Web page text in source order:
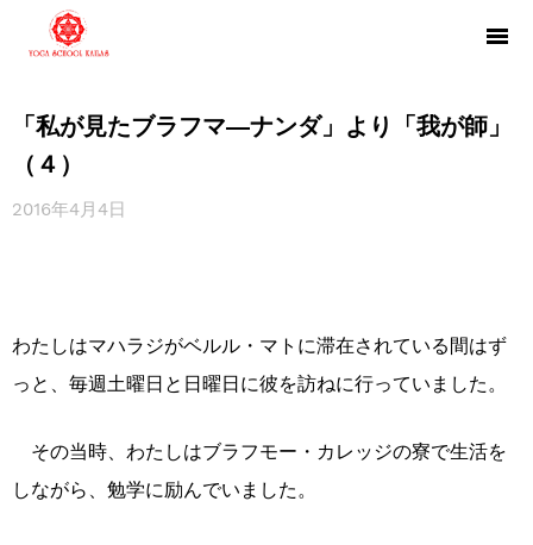
「私が見たブラフマ―ナンダ」より「我が師」
（４）
2016年4月4日
わたしはマハラジがベルル・マトに滞在されている間はず
っと、毎週土曜日と日曜日に彼を訪ねに行っていました。
その当時、わたしはブラフモー・カレッジの寮で生活を
しながら、勉学に励んでいました。